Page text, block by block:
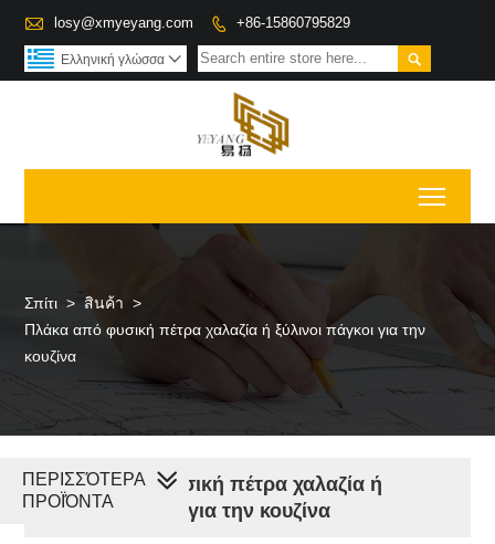
 losy@xmyeyang.com  +86-15860795829

Ελληνική γλώσσα 
Σπίτι > สินค้า >
Πλάκα από φυσική πέτρα χαλαζία ή ξύλινοι πάγκοι για την
κουζίνα
Πλάκα από φυσική πέτρα χαλαζία ή
ξύλινοι πάγκοι για την κουζίνα
ΠΕΡΙΣΣΌΤΕΡΑ
ΠΡΟΪΌΝΤΑ